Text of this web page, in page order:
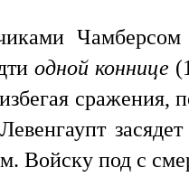
одной коннице
Войску под с